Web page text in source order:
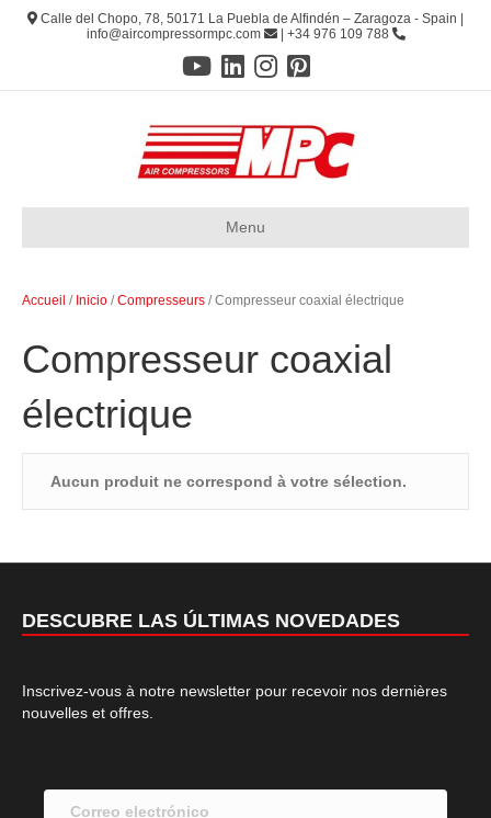
Calle del Chopo, 78, 50171 La Puebla de Alfindén – Zaragoza - Spain |
info@aircompressormpc.com
| +34 976 109 788
Menu
Accueil / Inicio /Compresseurs / Compresseur coaxial électrique
Compresseur coaxial
électrique
Aucun produit ne correspond à votre sélection.
DESCUBRE LAS ÚLTIMAS NOVEDADES
Inscrivez-vous à notre newsletter pour recevoir nos dernières
nouvelles et offres.